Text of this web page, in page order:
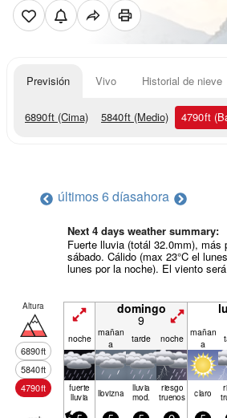
Previsión Vivo Historial de nieve
6890ft (Cima) 5840ft (Medio) 4790ft
últimos 6 díasahora
Next 4 days weather summary:
Fuerte lluvia (totál 32.0mm), más
sábado. Cálido (max 23°C el
lunes por la noche). El viento
Altura
6890ft
5840ft
4790ft
domingo
9
noche mañan
a
tarde noche mañan
a
fuerte
lluvia llov­izna lluvia
mod.
riesgo
truenos claro